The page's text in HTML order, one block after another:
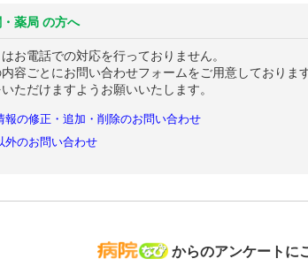
薬局 の方へ
お電話での対応を行っておりません。
容ごとにお問い合わせフォームをご用意しておりま
ただけますようお願いいたします。
報の修正・追加・削除のお問い合わせ
外のお問い合わせ
病院なび
からのアンケートに